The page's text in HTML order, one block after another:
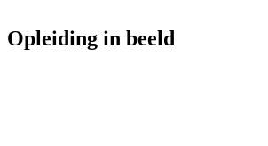
Opleiding in beeld